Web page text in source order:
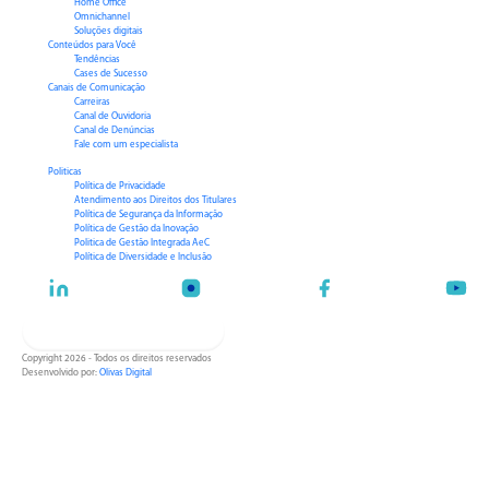
Home Office
Omnichannel
Soluções digitais
Conteúdos para Você
Tendências
Cases de Sucesso
Canais de Comunicação
Carreiras
Canal de Ouvidoria
Canal de Denúncias
Fale com um especialista
Politicas
Política de Privacidade
Atendimento aos Direitos dos Titulares
Política de Segurança da Informação
Política de Gestão da Inovação
Politica de Gestão Integrada AeC
Política de Diversidade e Inclusão
Copyright 2026 - Todos os direitos reservados
Desenvolvido por:Olivas Digital